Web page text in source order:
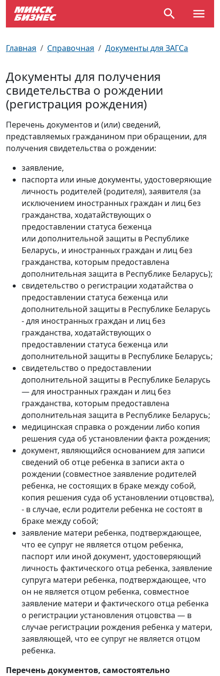
Главная Справочная Документы для ЗАГСа
Документы для получения
свидетельства о рождении
(регистрация рождения)
Перечень документов и (или) сведений,
представляемых гражданином при обращении, для
получения свидетельства о рождении:
заявление,
паспорта или иные документы, удостоверяющие
личность родителей (родителя), заявителя (за
исключением иностранных граждан и лиц без
гражданства, ходатайствующих о
предоставлении статуса беженца
или дополнительной защиты в Республике
Беларусь, и иностранных граждан и лиц без
гражданства, которым предоставлена
дополнительная защита в Республике Беларусь);
свидетельство о регистрации ходатайства о
предоставлении статуса беженца или
дополнительной защиты в Республике Беларусь
- для иностранных граждан и лиц без
гражданства, ходатайствующих о
предоставлении статуса беженца или
дополнительной защиты в Республике Беларусь;
свидетельство о предоставлении
дополнительной защиты в Республике Беларусь
— для иностранных граждан и лиц без
гражданства, которым предоставлена
дополнительная защита в Республике Беларусь;
медицинская справка о рождении либо копия
решения суда об установлении факта рождения;
документ, являющийся основанием для записи
сведений об отце ребенка в записи акта о
рождении (совместное заявление родителей
ребенка, не состоящих в браке между собой,
копия решения суда об установлении отцовства),
- в случае, если родители ребенка не состоят в
браке между собой;
заявление матери ребенка, подтверждающее,
что ее супруг не является отцом ребенка,
паспорт или иной документ, удостоверяющий
личность фактического отца ребенка, заявление
супруга матери ребенка, подтверждающее, что
он не является отцом ребенка, совместное
заявление матери и фактического отца ребенка
о регистрации установления отцовства — в
случае регистрации рождения ребенка у матери,
заявляющей, что ее супруг не является отцом
ребенка.
Перечень документов, самостоятельно
Возле метро
Почтовые индексы
Улицы Минска
Производственный календарь
Схема метро
Пробки на дорогах
Самолеты